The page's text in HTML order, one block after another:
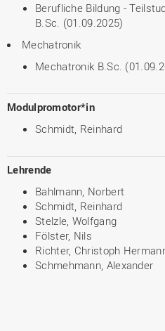
Berufliche Bildung -
B.Sc. (01.09.2025)
Mechatronik
Mechatronik B.Sc.
Modulpromotor*in
Schmidt, Reinhard
Lehrende
Bahlmann, Norbert
Schmidt, Reinhard
Stelzle, Wolfgang
Fölster, Nils
Richter, Christoph
Schmehmann, Alexander